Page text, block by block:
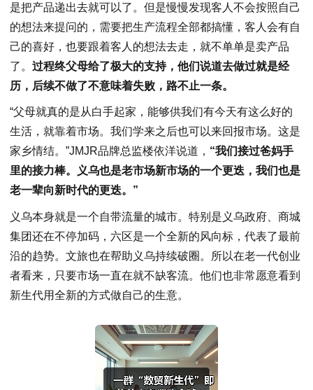
是把产品递出去就可以了。但是慢慢发现客人不会按照自己
的想法来提问的，需要把生产流程全部都搞懂，客人会有自
己的喜好，也要跟着客人的想法去走，就不单单是卖产品
了。 过程终父母给了极大的支持，他们说道去做过就是经
历，后续不做了不意味着失败，路不止一条。
“父母就真的是从白手起家，能够供我们有今天有这么好的
生活，就靠着市场。我们学来之后也可以来回报市场。这是
家乡情结。”JMJR品牌总监楼依洋说道， “我们接过爸妈手
里的接力棒。义乌也是老市场新市场的一个更迭，我们也是
老一辈向新时代的更迭。”
义乌本身就是一个自带流量的城市。特别是义乌政府、商城
集团还在不停加码，六区是一个全新的风向标，代表了最前
沿的趋势。文旅也在帮助义乌持续破圈。所以在老一代创业
者看来，只要市场一直在就不缺客流。他们也非常愿意看到
新生代用全新的方式做自己的生意。